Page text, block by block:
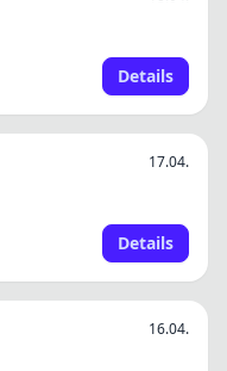
Details
17.04.
Details
16.04.